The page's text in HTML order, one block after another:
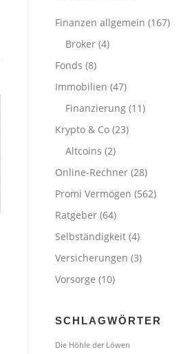
Finanzen allgemein (167)
Broker (4)
Fonds (8)
Immobilien (47)
Finanzierung (11)
Krypto & Co (23)
Altcoins (2)
Online-Rechner (28)
Promi Vermögen (562)
Ratgeber (64)
Selbständigkeit (4)
Versicherungen (3)
Vorsorge (10)
SCHLAGWÖRTER
Die Höhle der Löwen